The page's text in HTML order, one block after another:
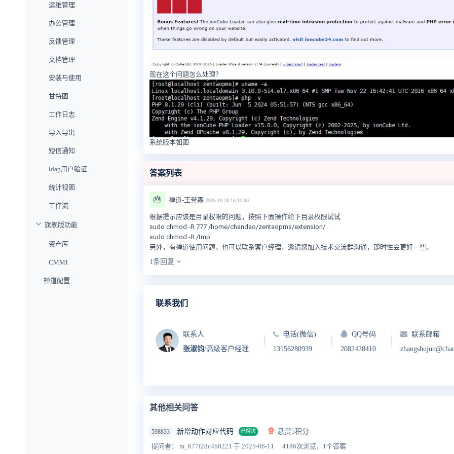
运维管理
办公管理
反馈管理
文档管理
安装与使用
甘特图
工作日志
导入导出
短信通知
ldap用户验证
统计视图
工作流
旗舰版功能
资产库
CMMI
禅道配置
现在这个问题怎么处理？
系统版本如图
答案列表
🎂 禅道-王誉霖 2025-10-28 16:12:00
根据提示应该是目录权限的问题，按照下面操作给下目录权限试试
sudo chmod -R 777 /home/chandao/zentaopms/extension/
sudo chmod -R /tmp
另外，有禅道使用问题，也可以联系客户经理，邀请您加入技术交流群沟通，即时性会更好一些。
1条回复
联系我们
联系人
张淑钧/高级客户经理
电话(微信)
13156280939
QQ号码
2082428410
联系邮箱
其他相关问答
598833 新增动作对应代码 已解决
悬赏5积分
提问者： m_677f2dc4b0221 于 2025-06-11 4186次浏览，1个答案